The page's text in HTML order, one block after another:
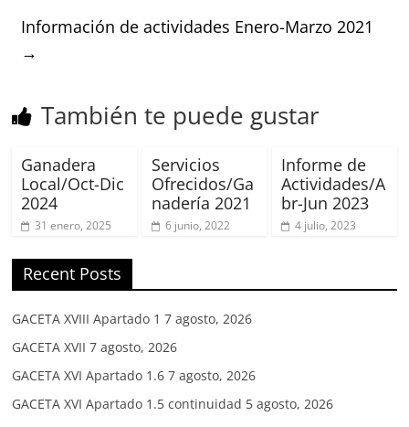
Información de actividades Enero-Marzo 2021
→
También te puede gustar
Ganadera
Local/Oct-Dic
2024
31 enero, 2025
Servicios
Ofrecidos/Ga
nadería 2021
6 junio, 2022
Informe de
Actividades/A
br-Jun 2023
4 julio, 2023
Recent Posts
GACETA XVIII Apartado 1 7 agosto, 2026
GACETA XVII 7 agosto, 2026
GACETA XVI Apartado 1.6 7 agosto, 2026
GACETA XVI Apartado 1.5 continuidad 5 agosto, 2026